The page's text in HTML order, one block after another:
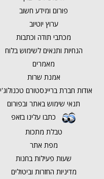
פורום ומידע חשוב
ערוץ יוטיוב
מכתבי תודה וכתבות
הנחיות ותנאים לשימוש בלוח
מאמרים
אמנת שרות
אודות חברת בריינסטורם
תנאי שימוש באתר ובפורום
כתבו עלינו בזאפ
טבלת מתכות
מפת אתר
שעות פעילות בחנות
מדיניות החזרות וביטולים